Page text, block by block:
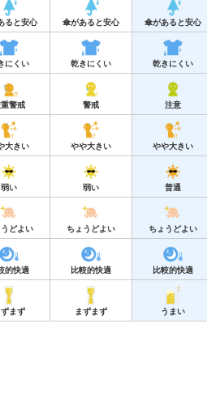
ると安心 傘があると安心 傘があると安心
にくい 乾きにくい 乾きにくい
重警戒 警戒 注意
大きい やや大きい やや大きい
弱い 弱い 普通
どよい ちょうどよい ちょうどよい
的快適 比較的快適 比較的快適
ずまず まずまず うまい